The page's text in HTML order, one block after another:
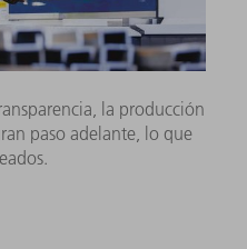
la producción
paso adelante, lo que